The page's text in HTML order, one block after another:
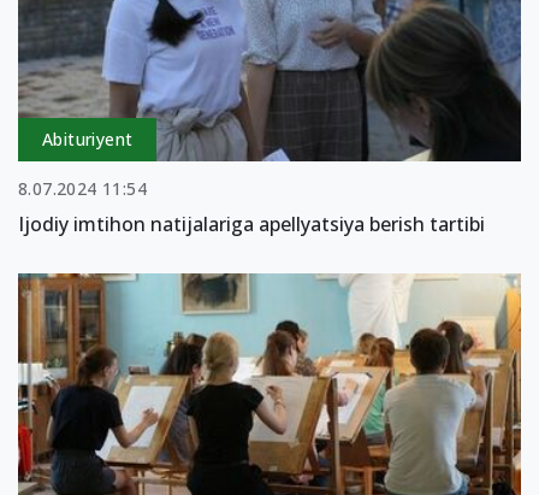
Abituriyent
8.07.2024 11:54
Ijodiy imtihon natijalariga apellyatsiya berish tartibi